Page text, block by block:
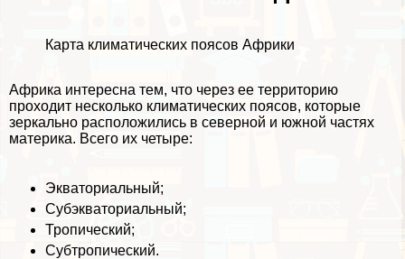
Карта климатических поясов Африки
Африка интересна тем, что через ее территорию
проходит несколько климатических поясов, которые
зеркально расположились в северной и южной частях
материка. Всего их четыре:
Экваториальный;
Субэкваториальный;
Тропический;
Субтропический.